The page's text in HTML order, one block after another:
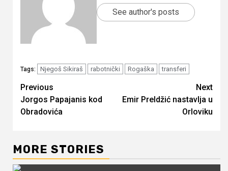
See author's posts
Tags: Njegoš Sikiraš rabotnički Rogaška transferi
Continue
Reading
Previous
Jorgos Papajanis kod
Obradovića
Next
Emir Preldžić nastavlja u
Orloviku
MORE STORIES